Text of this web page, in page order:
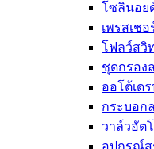
โซลินอยด์
เพรสเชอ
โฟลว์สวิ
ชุดกรอง
ออโต้เด
กระบอก
วาล์วอัต
อุปกรณ์ส